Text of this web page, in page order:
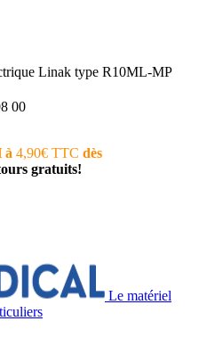
Linak type R10ML-MP
00
à 4,90€ TTC dès
gratuits!
Le matériel